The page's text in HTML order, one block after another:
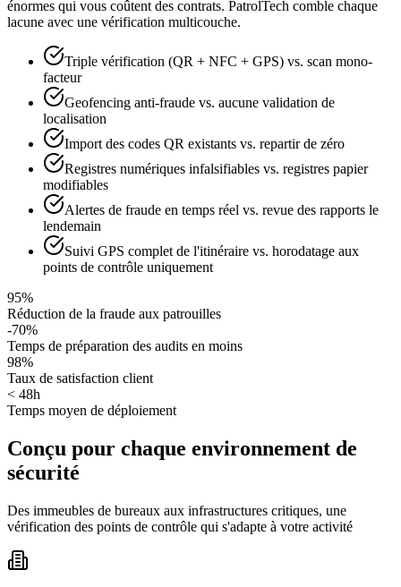
énormes qui vous coûtent des contrats. PatrolTech comble chaque
lacune avec une vérification multicouche.
Triple vérification (QR + NFC + GPS) vs. scan mono-
facteur
Geofencing anti-fraude vs. aucune validation de
localisation
Import des codes QR existants vs. repartir de zéro
Registres numériques infalsifiables vs. registres papier
modifiables
Alertes de fraude en temps réel vs. revue des rapports le
lendemain
Suivi GPS complet de l'itinéraire vs. horodatage aux
points de contrôle uniquement
95%
Réduction de la fraude aux patrouilles
-70%
Temps de préparation des audits en moins
98%
Taux de satisfaction client
< 48h
Temps moyen de déploiement
Conçu pour chaque environnement de
sécurité
Des immeubles de bureaux aux infrastructures critiques, une
vérification des points de contrôle qui s'adapte à votre activité